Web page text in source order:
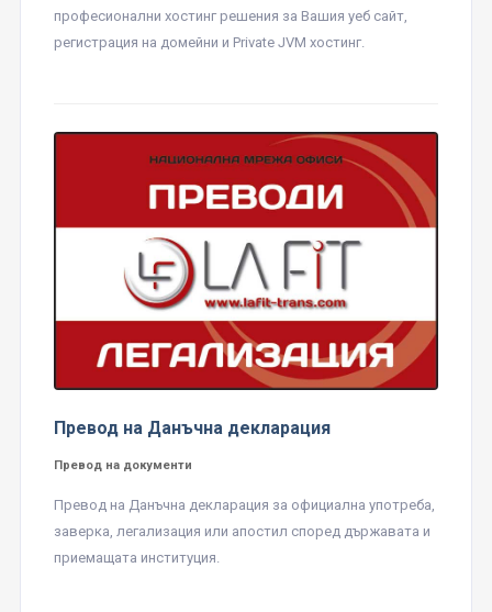
професионални хостинг решения за Вашия уеб сайт,
регистрация на домейни и Private JVM хостинг.
Превод на Данъчна декларация
Превод на документи
Превод на Данъчна декларация за официална употреба,
заверка, легализация или апостил според държавата и
приемащата институция.